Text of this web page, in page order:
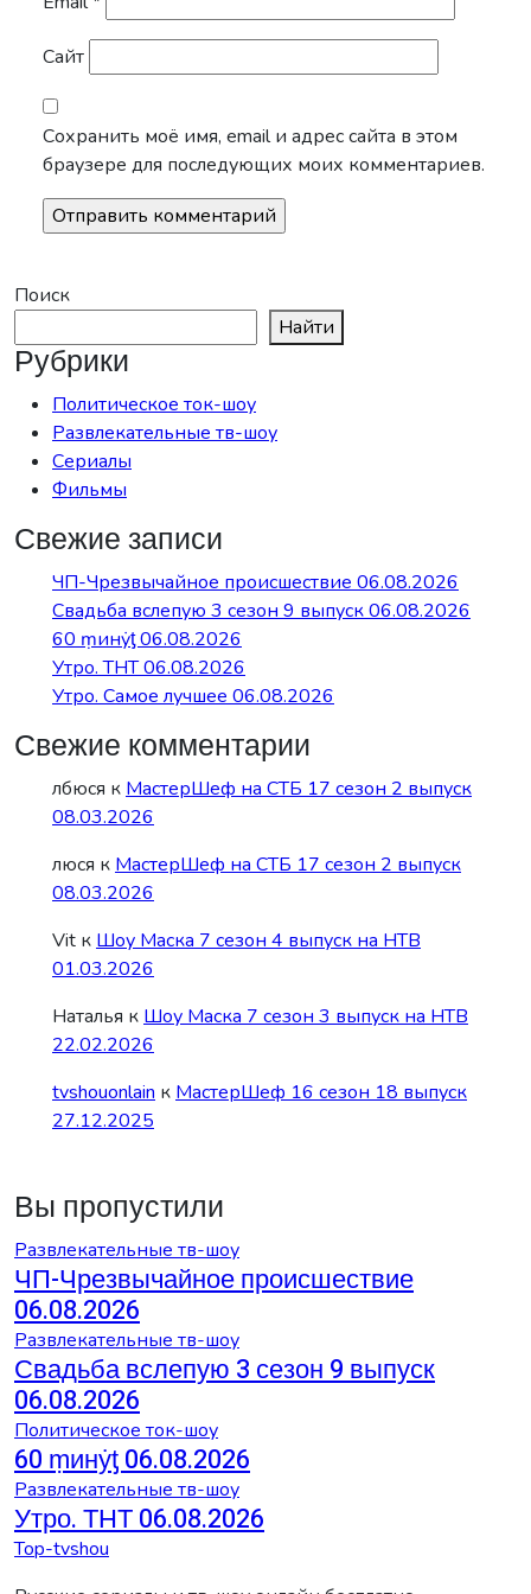
Сайт
Сохранить моё имя, email и адрес сайта в этом
браузере для последующих моих комментариев.
Поиск
Найти
Рубрики
Политическое ток-шоу
Развлекательные тв-шоу
Сериалы
Фильмы
Свежие записи
ЧП-Чрезвычайное происшествие 06.08.2026
Свадьба вслепую 3 сезон 9 выпуск 06.08.2026
60 ṃинẏƫ 06.08.2026
Утро. ТНТ 06.08.2026
Утро. Самое лучшее 06.08.2026
Свежие комментарии
лбюся к МастерШеф на СТБ 17 сезон 2 выпуск
08.03.2026
люся к МастерШеф на СТБ 17 сезон 2 выпуск
08.03.2026
Vit к Шоу Маска 7 сезон 4 выпуск на НТВ
01.03.2026
Наталья к Шоу Маска 7 сезон 3 выпуск на НТВ
22.02.2026
tvshouonlain к МастерШеф 16 сезон 18 выпуск
27.12.2025
Вы пропустили
Развлекательные тв-шоу
ЧП-Чрезвычайное происшествие
06.08.2026
Развлекательные тв-шоу
Свадьба вслепую 3 сезон 9 выпуск
06.08.2026
Политическое ток-шоу
60 ṃинẏƫ 06.08.2026
Развлекательные тв-шоу
Утро. ТНТ 06.08.2026
Top-tvshou